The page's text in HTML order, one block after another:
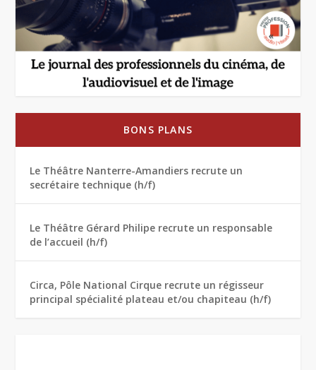
BONS PLANS
Le Théâtre Nanterre-Amandiers recrute un
secrétaire technique (h/f)
Le Théâtre Gérard Philipe recrute un responsable
de l’accueil (h/f)
Circa, Pôle National Cirque recrute un régisseur
principal spécialité plateau et/ou chapiteau (h/f)